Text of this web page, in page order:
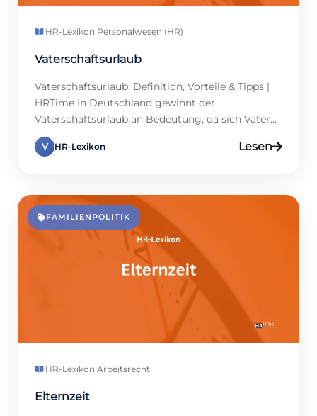
HR-Lexikon·Personalwesen (HR)
Vaterschaftsurlaub
Vaterschaftsurlaub: Definition, Vorteile & Tipps |
HRTime In Deutschland gewinnt der
Vaterschaftsurlaub an Bedeutung, da sich Väter
stärker in der Erziehung engagieren. Der Urlaub
umfasst meist die ersten Wochen nach der
Väter können bis zu drei Jahre pausieren,
unterstützt durch […]
V HR-Lexikon Lesen
FAMILIENPOLITIK
HR-Lexikon·Arbeitsrecht
Elternzeit